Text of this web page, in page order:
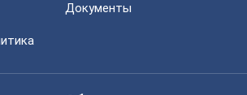
Документы